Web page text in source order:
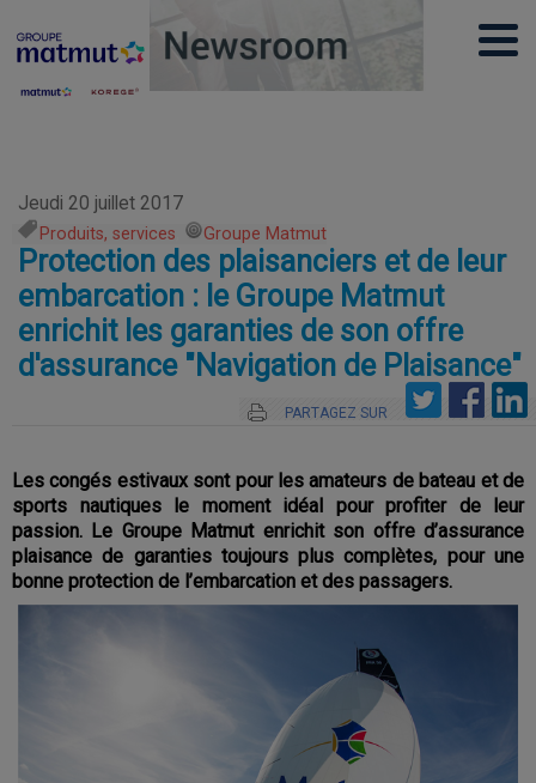
Jeudi 20 juillet 2017
Produits, services Groupe Matmut
Protection des plaisanciers et de leur
embarcation : le Groupe Matmut
enrichit les garanties de son offre
d'assurance "Navigation de Plaisance"
PARTAGEZ SUR
Les congés estivaux sont pour les amateurs de bateau et de
sports nautiques le moment idéal pour profiter de leur
passion. Le Groupe Matmut enrichit son offre d’assurance
plaisance de garanties toujours plus complètes, pour une
bonne protection de l’embarcation et des passagers.